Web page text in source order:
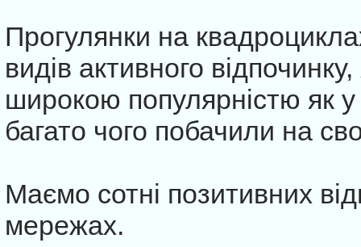
Прогулянки на
видів активного
широкою популярністю як
багато чого побачили на
Маємо сотні позитивних
мережах.